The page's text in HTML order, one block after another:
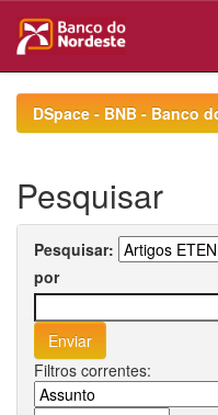
navigationDSpace - BNB - Banco
Pesquisar
Pesquisar:
por
Filtros correntes: